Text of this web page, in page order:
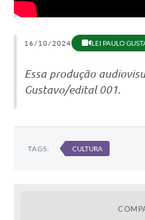
16/10/2024 LEI PAULO
Essa produção
Gustavo/edital 001.
TAGS: CULTURA